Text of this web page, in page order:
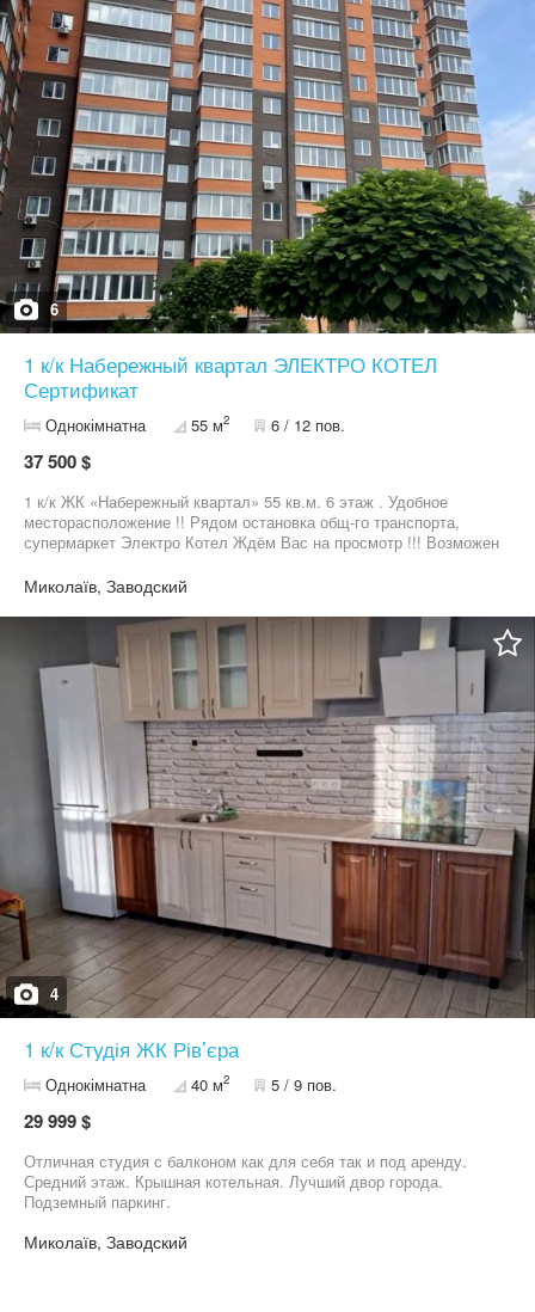
6
1 к/к Набережный квартал ЭЛЕКТРО КОТЕЛ
Сертификат
Однокімнатна 55 м2 6 / 12 пов.
37 500 $
1 к/к ЖК «Набережный квартал» 55 кв.м. 6 этаж . Удобное
месторасположение !! Рядом остановка общ-го транспорта,
супермаркет Электро Котел Ждём Вас на просмотр !!! Возможен
Миколаїв, Заводский
4
1 к/к Студія ЖК Рівʼєра
Однокімнатна 40 м2 5 / 9 пов.
29 999 $
Отличная студия с балконом как для себя так и под аренду.
Средний этаж. Крышная котельная. Лучший двор города.
Подземный паркинг.
Миколаїв, Заводский